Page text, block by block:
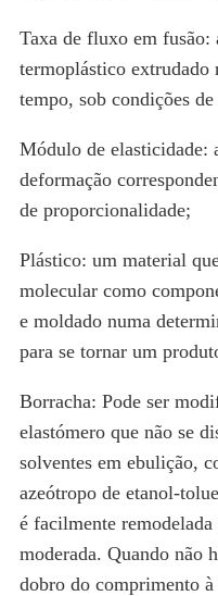
Taxa de fluxo em fusão:
termoplástico extrudado
tempo, sob condições
Módulo de elasticidade:
deformação
de proporcionalidade;
Plástico: um material
molecular como
e moldado numa
para se tornar um
Borracha: Pode ser
elastómero que não se
solventes em ebulição,
azeótropo de etanol-
é facilmente
moderada. Quando não
dobro do comprimento